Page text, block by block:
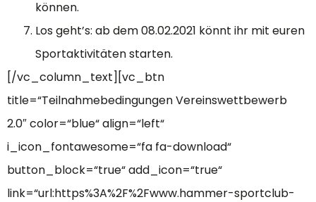
können.
Los geht’s: ab dem 08.02.2021 könnt ihr mit euren
Sportaktivitäten starten.
[/vc_column_text][vc_btn
title=“Teilnahmebedingungen Vereinswettbewerb
2.0″ color=“blue“ align=“left“
i_icon_fontawesome=“fa fa-download“
button_block=“true“ add_icon=“true“
link=“url:https%3A%2F%2Fwww.hammer-sportclub-